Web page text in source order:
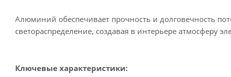
Алюминий обеспечивает прочность и долговечность
светораспределение, создавая в интерьере атмосферу
Ключевые характеристики: